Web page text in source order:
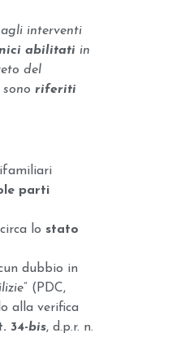
interventi
abilitati in
del
riferiti
parti
lo stato
dubbio in
” (PDC,
alla verifica
34-bis, d.p.r. n.